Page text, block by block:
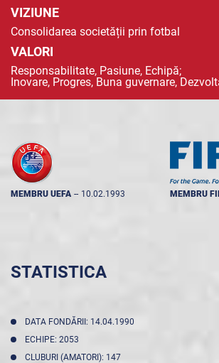
VIZIUNE
Consolidarea societății prin fotbal
VALORI
Responsabilitate, Pasiune, Echipă;
Inovare, Progres, Buna guvernare,
MEMBRU UEFA -- 10.02.1993 MEMBRU
STATISTICA
DATA FONDĂRII: 14.04.1990
ECHIPE: 2053
CLUBURI (AMATORI): 147